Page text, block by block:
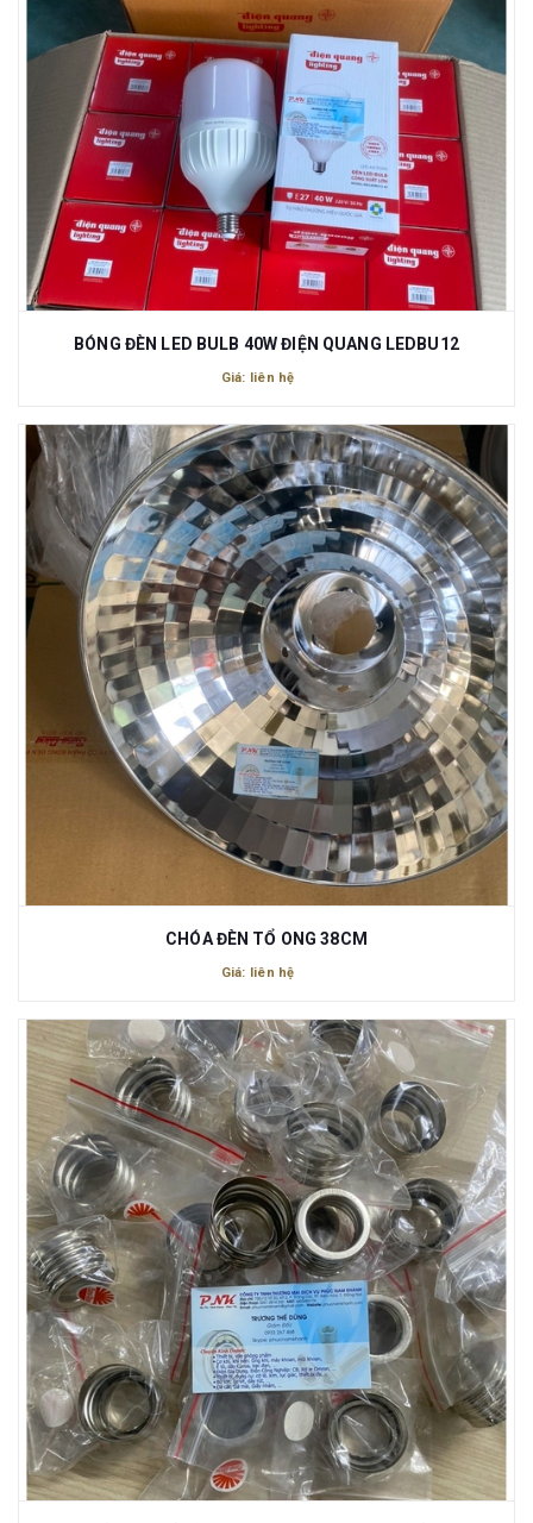
BÓNG ĐÈN LED BULB 40W ĐIỆN QUANG LEDBU12
Giá: liên hệ
CHÓA ĐÈN TỔ ONG 38CM
Giá: liên hệ